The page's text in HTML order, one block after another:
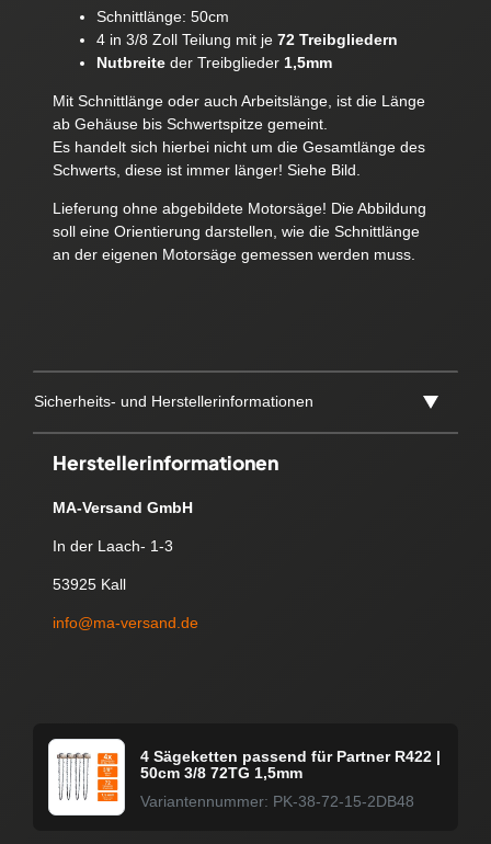
Schnittlänge: 50cm
4 in 3/8 Zoll Teilung mit je 72 Treibgliedern
Nutbreiteder Treibglieder 1,5mm
Mit Schnittlänge oder auch Arbeitslänge, ist die Länge
ab Gehäuse bis Schwertspitze gemeint.
Es handelt sich hierbei nicht um die Gesamtlänge des
Schwerts, diese ist immer länger! Siehe Bild.
Lieferung ohne abgebildete Motorsäge! Die Abbildung
soll eine Orientierung darstellen, wie die Schnittlänge
an der eigenen Motorsäge gemessen werden muss.
Sicherheits- und Herstellerinformationen
Herstellerinformationen
MA-Versand GmbH
In der Laach- 1-3
53925 Kall
info@ma-versand.de
4 Sägeketten passend für Partner R422 |
50cm 3/8 72TG 1,5mm
Variantennummer: PK-38-72-15-2DB48